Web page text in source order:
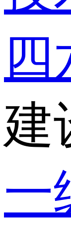
四
建
一